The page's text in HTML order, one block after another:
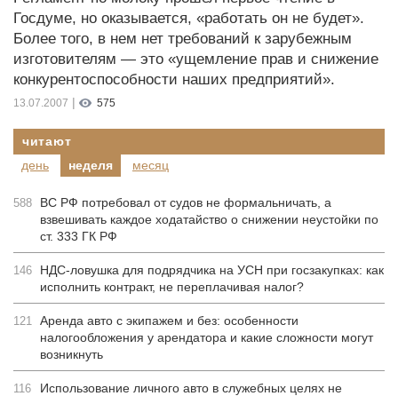
Госдуме, но оказывается, «работать он не будет».
Более того, в нем нет требований к зарубежным
изготовителям — это «ущемление прав и снижение
конкурентоспособности наших предприятий».
13.07.2007 | 575
читают
день
неделя месяц
588
ВС РФ потребовал от судов не формальничать, а
взвешивать каждое ходатайство о снижении неустойки по
ст. 333 ГК РФ
146
НДС-ловушка для подрядчика на УСН при госзакупках: как
исполнить контракт, не переплачивая налог?
121 Аренда авто с экипажем и без: особенности
налогообложения у арендатора и какие сложности могут
возникнуть
116
Использование личного авто в служебных целях не